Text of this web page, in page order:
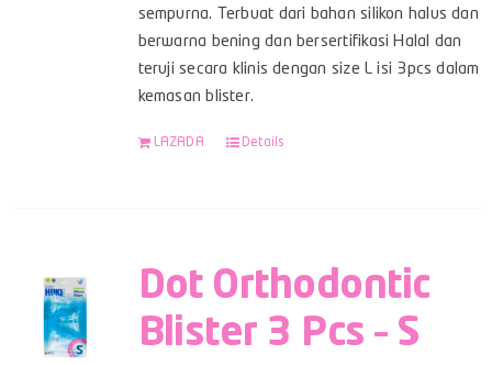
sempurna. Terbuat dari bahan silikon halus dan
berwarna bening dan bersertifikasi Halal dan
teruji secara klinis dengan size L isi 3pcs dalam
kemasan blister.
LAZADA Details
Dot Orthodontic
Blister 3 Pcs – S